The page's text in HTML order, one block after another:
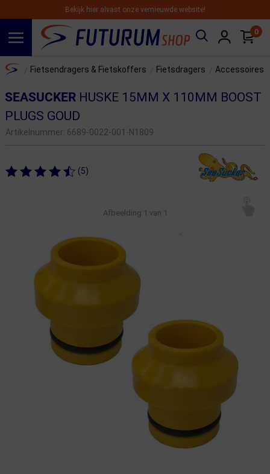
Bekijk hier alvast onze vernieuwde website!
0
Home Fietsendragers & Fietskoffers Fietsdragers Accessoires
SEASUCKERHUSKE 15MM X 110MM BOOST
PLUGS GOUD
Artikelnummer: 6689-0022-001-N1809
(5)
Afbeelding 1 van 1